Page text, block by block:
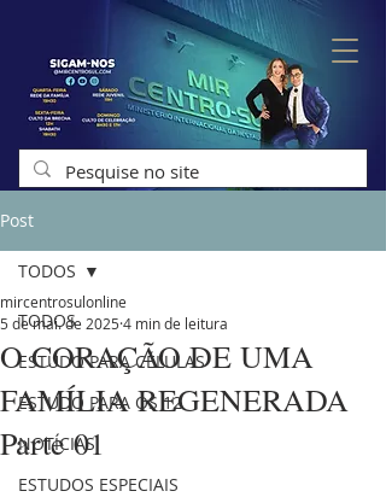
Post
TODOS
ESTUDO PARA CÉLULAS
ESTUDO PARA OS 12
NOTÍCIAS
ESTUDOS ESPECIAIS
TODOS
O CORAÇÃO DE UMA
FAMÍLIA REGENERADA
Parte 01
mircentrosulonline
5 de mai. de 2025 4 min de leitura